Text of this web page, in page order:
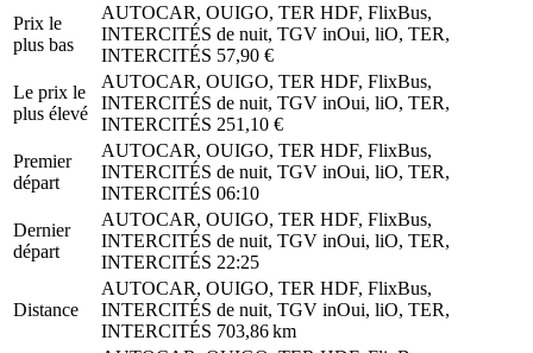
Prix ​​le
plus bas
AUTOCAR, OUIGO, TER HDF, FlixBus,
INTERCITÉS de nuit, TGV inOui, liO, TER,
INTERCITÉS 57,90 €
Le prix le
plus élevé
AUTOCAR, OUIGO, TER HDF, FlixBus,
INTERCITÉS de nuit, TGV inOui, liO, TER,
INTERCITÉS 251,10 €
Premier
départ
AUTOCAR, OUIGO, TER HDF, FlixBus,
INTERCITÉS de nuit, TGV inOui, liO, TER,
INTERCITÉS 06:10
Dernier
départ
AUTOCAR, OUIGO, TER HDF, FlixBus,
INTERCITÉS de nuit, TGV inOui, liO, TER,
INTERCITÉS 22:25
Distance
AUTOCAR, OUIGO, TER HDF, FlixBus,
INTERCITÉS de nuit, TGV inOui, liO, TER,
INTERCITÉS 703,86 km